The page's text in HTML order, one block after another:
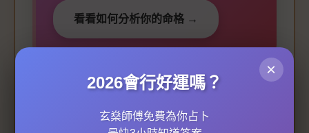
看看如何分析你的命格 →
科技亦改變咗挽回感情 嘅方式。2026年流行嘅
服務，會結合大數據分析兩個人嘅互動歷
×
2026會行好運嗎？
玄燊師傅免費為你占卜